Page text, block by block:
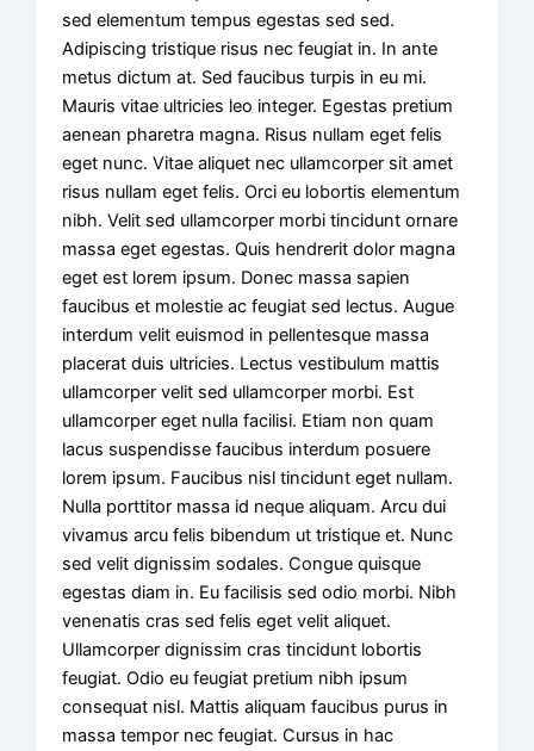
sed elementum tempus egestas sed sed.
Adipiscing tristique risus nec feugiat in. In ante
metus dictum at. Sed faucibus turpis in eu mi.
Mauris vitae ultricies leo integer. Egestas pretium
aenean pharetra magna. Risus nullam eget felis
eget nunc. Vitae aliquet nec ullamcorper sit amet
risus nullam eget felis. Orci eu lobortis elementum
nibh. Velit sed ullamcorper morbi tincidunt ornare
massa eget egestas. Quis hendrerit dolor magna
eget est lorem ipsum. Donec massa sapien
faucibus et molestie ac feugiat sed lectus. Augue
interdum velit euismod in pellentesque massa
placerat duis ultricies. Lectus vestibulum mattis
ullamcorper velit sed ullamcorper morbi. Est
ullamcorper eget nulla facilisi. Etiam non quam
lacus suspendisse faucibus interdum posuere
lorem ipsum. Faucibus nisl tincidunt eget nullam.
Nulla porttitor massa id neque aliquam. Arcu dui
vivamus arcu felis bibendum ut tristique et. Nunc
sed velit dignissim sodales. Congue quisque
egestas diam in. Eu facilisis sed odio morbi. Nibh
venenatis cras sed felis eget velit aliquet.
Ullamcorper dignissim cras tincidunt lobortis
feugiat. Odio eu feugiat pretium nibh ipsum
consequat nisl. Mattis aliquam faucibus purus in
massa tempor nec feugiat. Cursus in hac